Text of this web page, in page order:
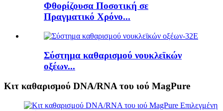
Φθορίζουσα Ποσοτική σε
Πραγματικό Χρόνο...
Σύστημα καθαρισμού νουκλεϊκών
οξέων...
Κιτ καθαρισμού DNA/RNA του ιού MagPure